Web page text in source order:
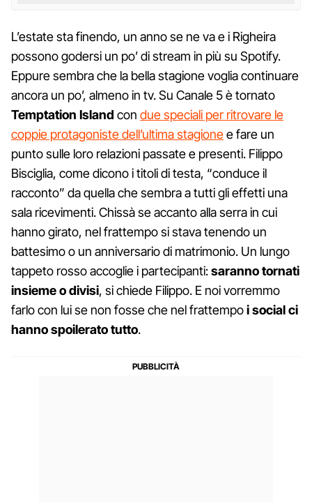
L’estate sta finendo, un anno se ne va e i Righeira
possono godersi un po’ di stream in più su Spotify.
Eppure sembra che la bella stagione voglia continuare
ancora un po’, almeno in tv. Su Canale 5 è tornato
Temptation Island con due speciali per ritrovare le
coppie protagoniste dell’ultima stagionee fare un
punto sulle loro relazioni passate e presenti. Filippo
Bisciglia, come dicono i titoli di testa, “conduce il
racconto” da quella che sembra a tutti gli effetti una
sala ricevimenti. Chissà se accanto alla serra in cui
hanno girato, nel frattempo si stava tenendo un
battesimo o un anniversario di matrimonio. Un lungo
tappeto rosso accoglie i partecipanti:saranno tornati
insieme o divisi, si chiede Filippo. E noi vorremmo
farlo con lui se non fosse che nel frattempoi social ci
hanno spoilerato tutto.